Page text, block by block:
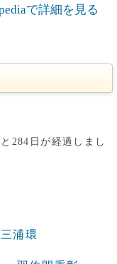
で詳細を見る
284日が経過しまし
三浦環